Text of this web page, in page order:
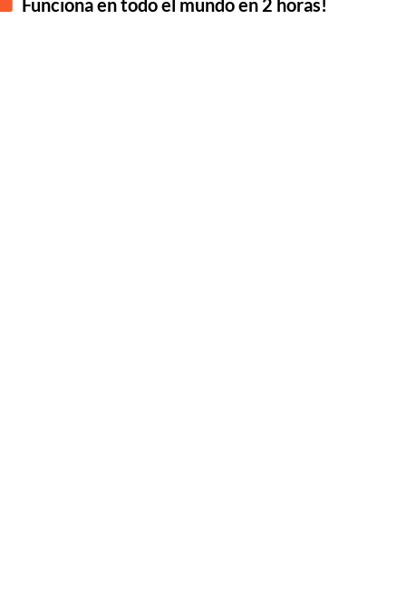
Funciona en todo el mundo en 2 horas!